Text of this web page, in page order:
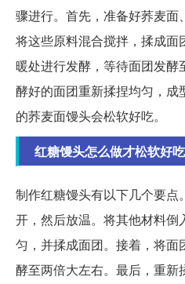
骤进行。首先，准备好荞麦面
将这些原料混合搅拌，揉成面
暖处进行发酵，等待面团发
酵好的面团重新揉捏均匀，成
的荞麦面馒头会松软好吃。
红糖馒头怎么做才松软好
制作红糖馒头有以下几个要
开，然后放温。将其他材料倒
匀，并揉成面团。接着，将
酵至两倍大左右。最后，重